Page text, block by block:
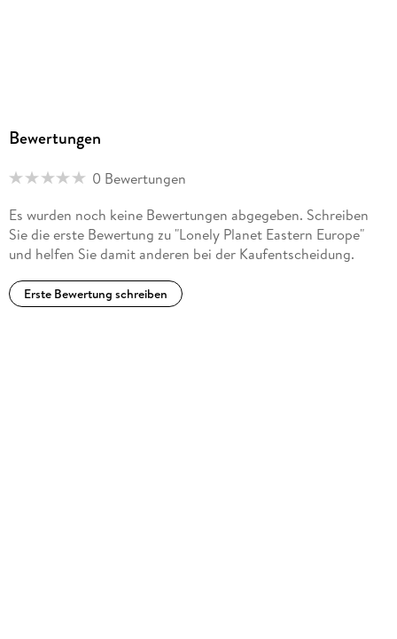
Bewertungen
0 Bewertungen
Es wurden noch keine Bewertungen abgegeben. Schreiben
Sie die erste Bewertung zu "Lonely Planet Eastern Europe"
und helfen Sie damit anderen bei der Kaufentscheidung.
Erste Bewertung schreiben